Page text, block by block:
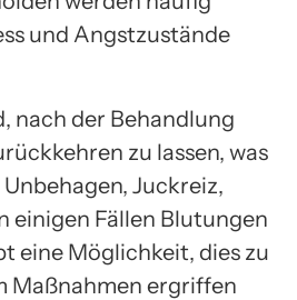
und Angstzustände
nach der Behandlung
zu lassen, was
Juckreiz,
einigen Fällen Blutungen
eine Möglichkeit, dies zu
Maßnahmen ergriffen